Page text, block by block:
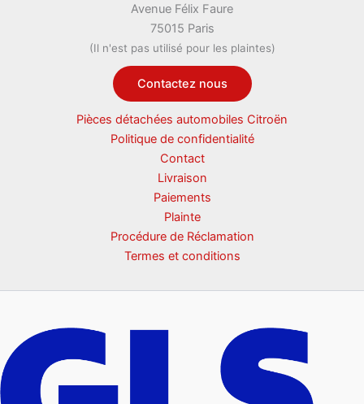
Avenue Félix Faure
75015 Paris
(Il n'est pas utilisé pour les plaintes)
Contactez nous
Pièces détachées automobiles Citroën
Politique de confidentialité
Contact
Livraison
Paiements
Plainte
Procédure de Réclamation
Termes et conditions